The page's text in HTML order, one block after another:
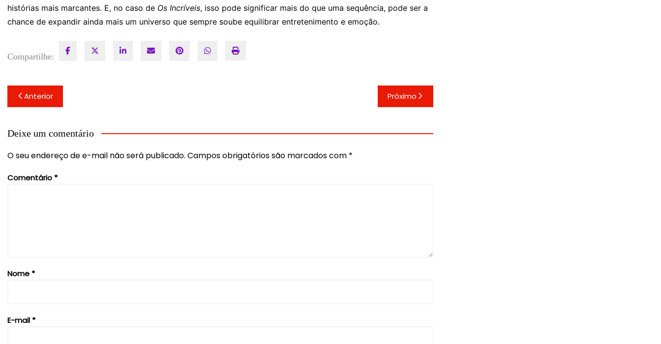
histórias mais marcantes. E, no caso de Os Incríveis, isso pode significar mais do que uma sequência, pode ser a
chance de expandir ainda mais um universo que sempre soube equilibrar entretenimento e emoção.
Compartilhe:
Navegação
de
Post
Anterior Próximo
Deixe um comentário
O seu endereço de e-mail não será publicado. Campos obrigatórios são marcados com *
Comentário *
Nome *
E-mail *